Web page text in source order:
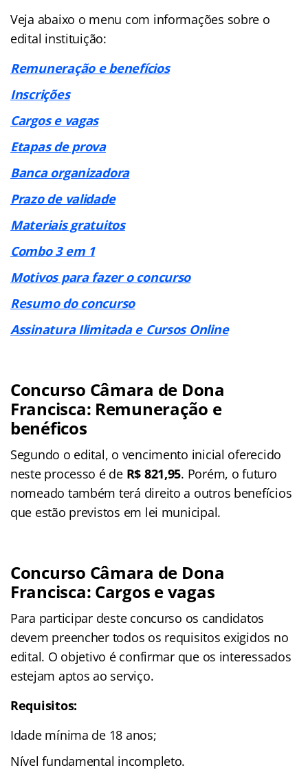
Veja abaixo o menu com informações sobre o
edital instituição:
Remuneração e benefícios
Inscrições
Cargos e vagas
Etapas de prova
Banca organizadora
Prazo de validade
Materiais gratuitos
Combo 3 em 1
Motivos para fazer o concurso
Resumo do concurso
Assinatura Ilimitada e Cursos Online
Concurso Câmara de Dona
Francisca: Remuneração e
benéficos
Segundo o edital, o vencimento inicial oferecido
neste processo é de R$ 821,95. Porém, o futuro
nomeado também terá direito a outros benefícios
que estão previstos em lei municipal.
Concurso Câmara de Dona
Francisca: Cargos e vagas
Para participar deste concurso os candidatos
devem preencher todos os requisitos exigidos no
edital. O objetivo é confirmar que os interessados
estejam aptos ao serviço.
Requisitos:
Idade mínima de 18 anos;
Nível fundamental incompleto.